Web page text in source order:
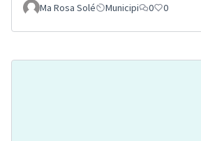
Ma Rosa Solé Municipi 0 0